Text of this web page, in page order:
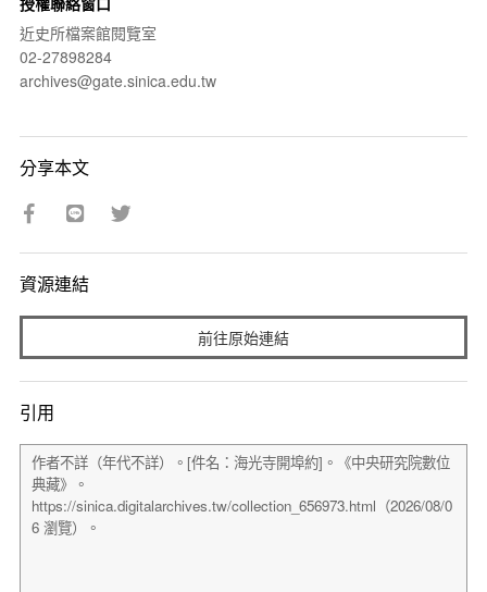
近史所檔案館閱覽室
02-27898284
archives@gate.sinica.edu.tw
分享本文
資源連結
前往原始連結
引用